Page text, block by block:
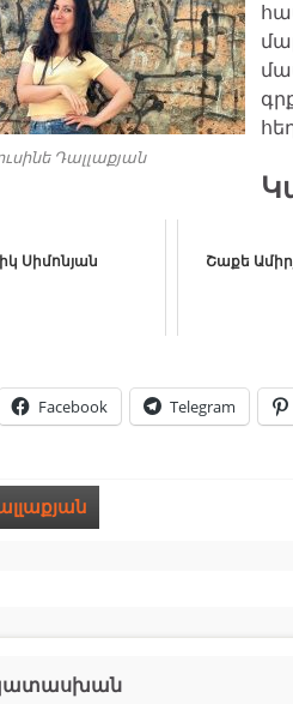
Դալլաքյան
Սիմոնյան Շաքե
Facebook Telegram